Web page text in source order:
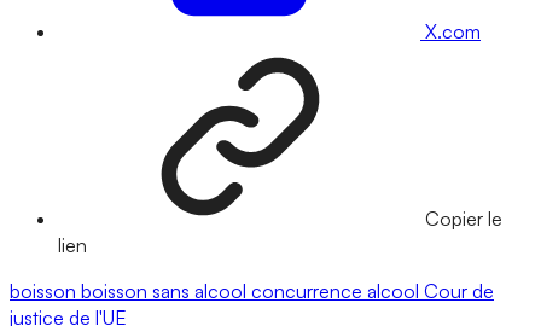
X.com
Copier le
lien
boisson boisson sans alcool concurrence alcool Cour de
justice de l'UE